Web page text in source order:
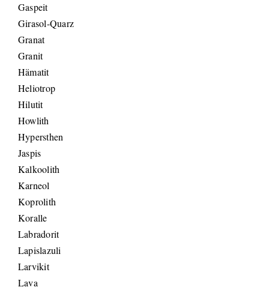
Gaspeit
Girasol-Quarz
Granat
Granit
Hämatit
Heliotrop
Hilutit
Howlith
Hypersthen
Jaspis
Kalkoolith
Karneol
Koprolith
Koralle
Labradorit
Lapislazuli
Larvikit
Lava